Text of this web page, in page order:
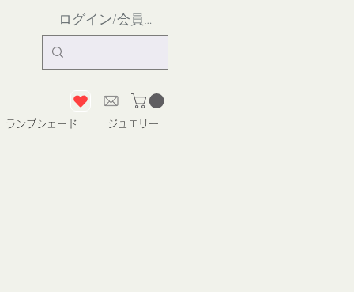
ログイン/会員登録
ランプシェード ジュエリー